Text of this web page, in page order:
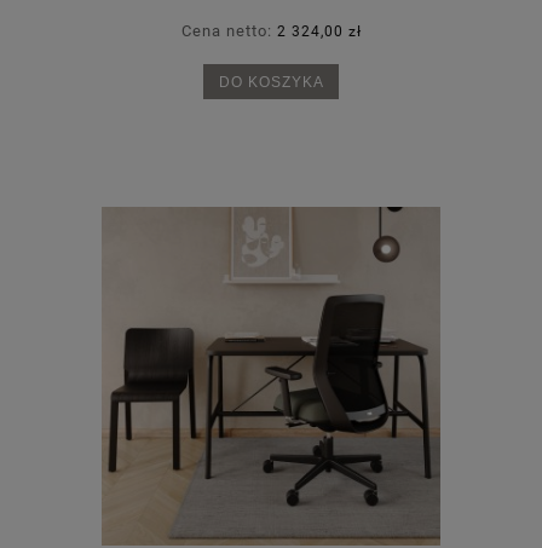
Cena netto: 2 324,00 zł
DO KOSZYKA